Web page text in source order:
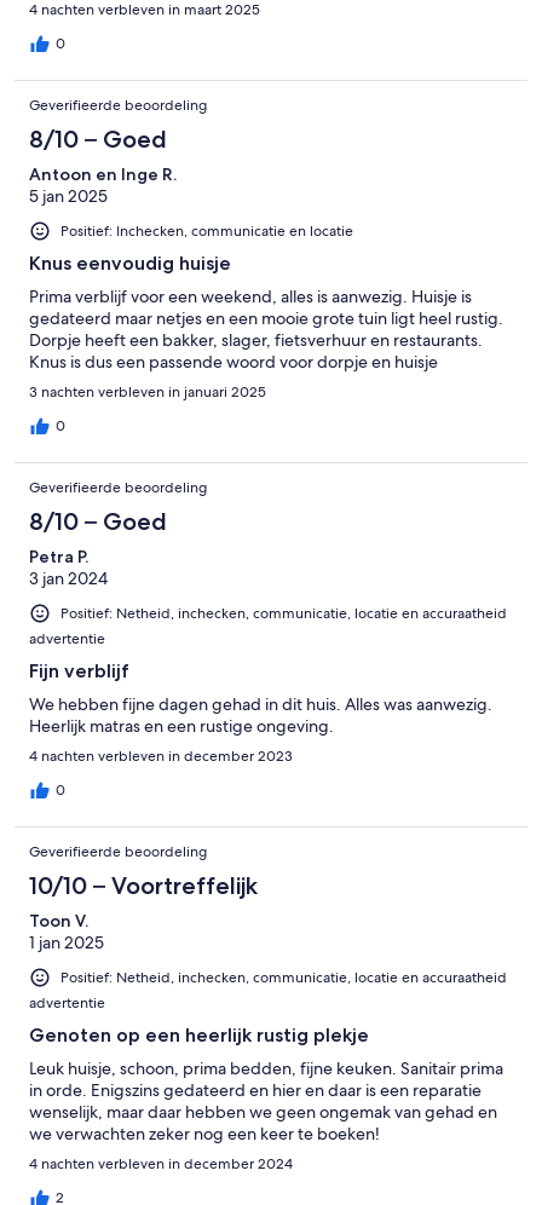
4 nachten verbleven in maart 2025
0
Geverifieerde beoordeling
8/10 – Goed
Antoon en Inge R.
5 jan 2025
Positief: Inchecken, communicatie en locatie
Knus eenvoudig huisje
Prima verblijf voor een weekend, alles is aanwezig. Huisje is
gedateerd maar netjes en een mooie grote tuin ligt heel rustig.
Dorpje heeft een bakker, slager, fietsverhuur en restaurants.
Knus is dus een passende woord voor dorpje en huisje
3 nachten verbleven in januari 2025
0
Geverifieerde beoordeling
8/10 – Goed
Petra P.
3 jan 2024
Positief: Netheid, inchecken, communicatie, locatie en accuraatheid
advertentie
Fijn verblijf
We hebben fijne dagen gehad in dit huis. Alles was aanwezig.
Heerlijk matras en een rustige ongeving.
4 nachten verbleven in december 2023
0
Geverifieerde beoordeling
10/10 – Voortreffelijk
Toon V.
1 jan 2025
Positief: Netheid, inchecken, communicatie, locatie en accuraatheid
advertentie
Genoten op een heerlijk rustig plekje
Leuk huisje, schoon, prima bedden, fijne keuken. Sanitair prima
in orde. Enigszins gedateerd en hier en daar is een reparatie
wenselijk, maar daar hebben we geen ongemak van gehad en
we verwachten zeker nog een keer te boeken!
4 nachten verbleven in december 2024
2